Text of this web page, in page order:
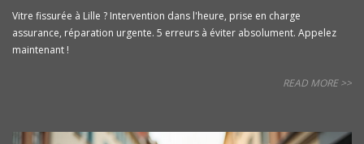
Vitre fissurée à Lille ? Intervention dans l'heure, prise en charge
assurance, réparation urgente. 5 erreurs à éviter absolument. Appelez
maintenant !
READ MORE >>